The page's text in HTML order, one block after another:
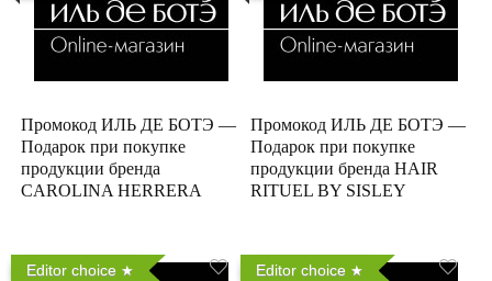
Промокод ИЛЬ ДЕ БОТЭ —
Подарок при покупке
продукции бренда
CAROLINA HERRERA
Промокод ИЛЬ ДЕ БОТЭ —
Подарок при покупке
продукции бренда HAIR
RITUEL BY SISLEY
Editor choice Editor choice